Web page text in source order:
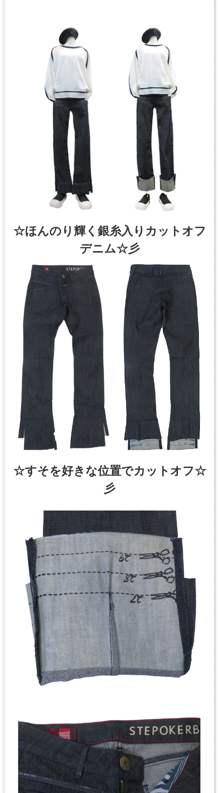
☆ほんのり輝く銀糸入りカットオフ
デニム☆彡
☆すそを好きな位置でカットオフ☆
彡